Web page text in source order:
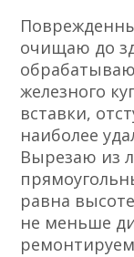
очищаю до
железного
вставки,
наиболее
Вырезаю из
равна
не меньше